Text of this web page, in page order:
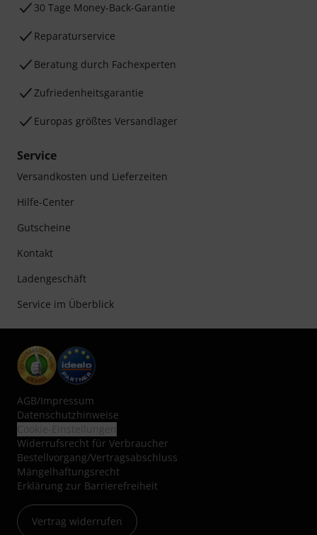
30 Tage Money-Back-Garantie
Reparaturservice
Beratung durch Fachexperten
Zufriedenheitsgarantie
Europas größtes Versandlager
Service
Versandkosten und Lieferzeiten
Hilfe-Center
Gutscheine
Kontakt
Ladengeschäft
Service im Überblick
AGB/Impressum
Datenschutzhinweise
Widerrufsrecht für Verbraucher
Bestellvorgang/Vertragsabschluss
Mängelhaftungsrecht
Erklärung zur Barrierefreiheit
Vertrag widerrufen